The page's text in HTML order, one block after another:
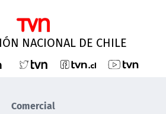
NACIONAL DE CHILE
Comercial